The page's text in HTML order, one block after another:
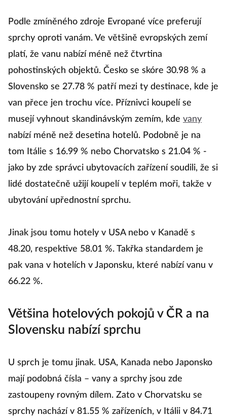
Podle zmíněného zdroje Evropané více preferují
sprchy oproti vanám. Ve většině evropských zemí
platí, že vanu nabízí méně než čtvrtina
pohostinských objektů. Česko se skóre 30.98 % a
Slovensko se 27.78 % patří mezi ty destinace, kde je
van přece jen trochu více. Příznivci koupelí se
musejí vyhnout skandinávským zemím, kde vany
nabízí méně než desetina hotelů. Podobně je na
tom Itálie s 16.99 % nebo Chorvatsko s 21.04 % -
jako by zde správci ubytovacích zařízení soudili, že si
lidé dostatečně užijí koupelí v teplém moři, takže v
ubytování upřednostní sprchu.
Jinak jsou tomu hotely v USA nebo v Kanadě s
48.20, respektive 58.01 %. Takřka standardem je
pak vana v hotelích v Japonsku, které nabízí vanu v
66.22 %.
Většina hotelových pokojů v ČR a na
Slovensku nabízí sprchu
U sprch je tomu jinak. USA, Kanada nebo Japonsko
mají podobná čísla – vany a sprchy jsou zde
zastoupeny rovným dílem. Zato v Chorvatsku se
sprchy nachází v 81.55 % zařízeních, v Itálii v 84.71